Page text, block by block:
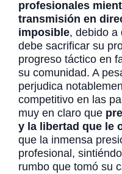
profesionales
transmisión en
imposible, debido a
debe sacrificar su
progreso táctico en
su comunidad. A
perjudica
competitivo en las
muy en claro que
y la libertad que le
que la inmensa
profesional,
rumbo que tomó su